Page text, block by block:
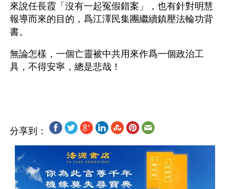
來說任長霞「沒有一起冤假錯案」，也有針對明慧
報導而來的目的，爲江澤民集團繼續鎮壓法輪功背
書。
無論怎樣，一個亡靈被中共用來作爲一個政治工
具，不得安寧，總是悲哉！
分享到：